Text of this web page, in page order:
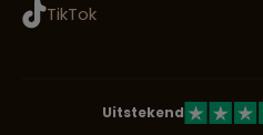
TikTok
Uitstekend